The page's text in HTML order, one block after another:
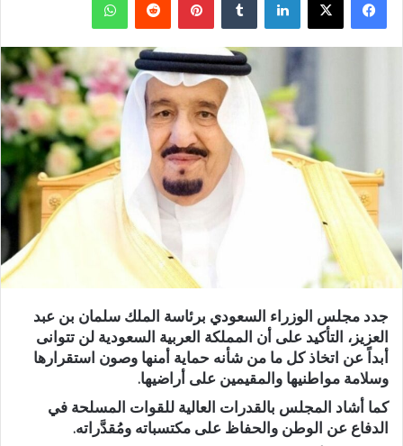
جدد مجلس الوزراء السعودي برئاسة الملك سلمان بن عبد
العزيز، التأكيد على أن المملكة العربية السعودية لن تتوانى
أبداً عن اتخاذ كل ما من شأنه حماية أمنها وصون استقرارها
وسلامة مواطنيها والمقيمين على أراضيها.
كما أشاد المجلس بالقدرات العالية للقوات المسلحة في
الدفاع عن الوطن والحفاظ على مكتسباته ومُقدَّراته.